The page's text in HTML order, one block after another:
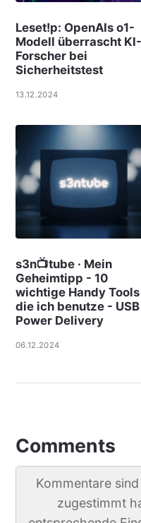
Leset!p: OpenAIs o1-
Modell überrascht KI-
Forscher bei
Sicherheitstest
13.12.2024
s3n📺tube · Mein
Geheimtipp - 10
wichtige Handy Tools
die ich benutze - USB
Power Delivery
06.12.2024
Comments
Kommentare
zugestimmt